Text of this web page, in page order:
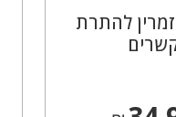
להתרת